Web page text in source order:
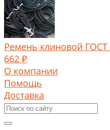
Ремень клиновой ГОСТ
662 ₽
О компании
Помощь
Доставка